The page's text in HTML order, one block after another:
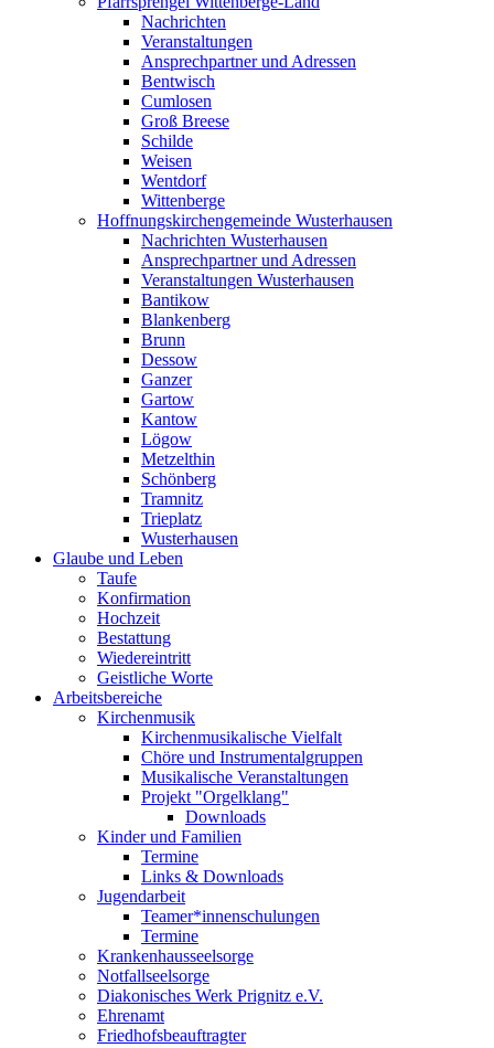
Nachrichten
Veranstaltungen
Ansprechpartner und Adressen
Bentwisch
Cumlosen
Groß Breese
Schilde
Weisen
Wentdorf
Wittenberge
Hoffnungskirchengemeinde Wusterhausen
Nachrichten Wusterhausen
Ansprechpartner und Adressen
Veranstaltungen Wusterhausen
Bantikow
Blankenberg
Brunn
Dessow
Ganzer
Gartow
Kantow
Lögow
Metzelthin
Schönberg
Tramnitz
Trieplatz
Wusterhausen
Glaube und Leben
Taufe
Konfirmation
Hochzeit
Bestattung
Wiedereintritt
Geistliche Worte
Arbeitsbereiche
Kirchenmusik
Kirchenmusikalische Vielfalt
Chöre und Instrumentalgruppen
Musikalische Veranstaltungen
Projekt "Orgelklang"
Downloads
Kinder und Familien
Termine
Links & Downloads
Jugendarbeit
Teamer*innenschulungen
Termine
Krankenhausseelsorge
Notfallseelsorge
Diakonisches Werk Prignitz e.V.
Ehrenamt
Friedhofsbeauftragter